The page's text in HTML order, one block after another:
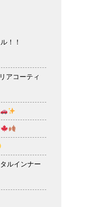
！！
アコーティ
ルインナー